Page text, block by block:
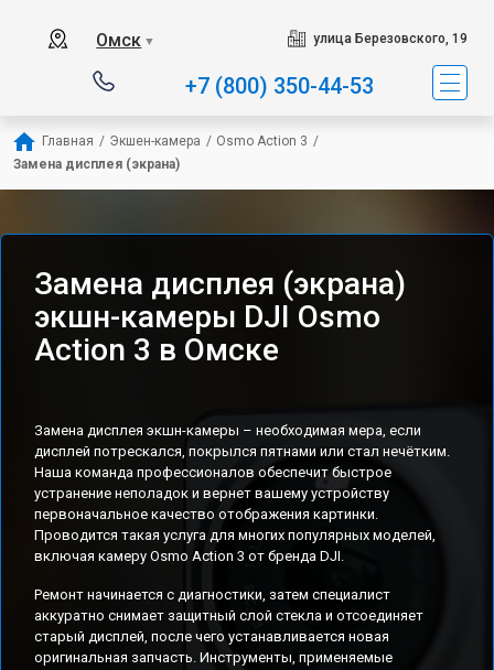
Омск ▼ улица Березовского, 19
+7 (800) 350-44-53
Главная / Экшен-камера / Osmo Action 3 /
Замена дисплея (экрана)
Замена дисплея (экрана)
экшн-камеры DJI Osmo
Action 3 в Омске
Замена дисплея экшн-камеры – необходимая мера, если
дисплей потрескался, покрылся пятнами или стал нечётким.
Наша команда профессионалов обеспечит быстрое
устранение неполадок и вернет вашему устройству
первоначальное качество отображения картинки.
Проводится такая услуга для многих популярных моделей,
включая камеру Osmo Action 3 от бренда DJI.
Ремонт начинается с диагностики, затем специалист
аккуратно снимает защитный слой стекла и отсоединяет
старый дисплей, после чего устанавливается новая
оригинальная запчасть. Инструменты, применяемые